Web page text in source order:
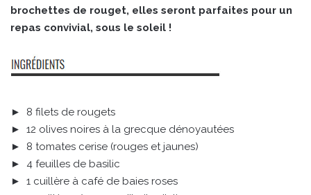
brochettes de rouget, elles seront parfaites pour un
repas convivial, sous le soleil !
► 8 filets de rougets
► 12 olives noires à la grecque dénoyautées
► 8 tomates cerise (rouges et jaunes)
► 4 feuilles de basilic
► 1 cuillère à café de baies roses